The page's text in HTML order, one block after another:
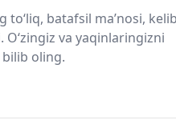
to‘liq, batafsil ma’nosi, kelib
O‘zingiz va yaqinlaringizni
bilib oling.